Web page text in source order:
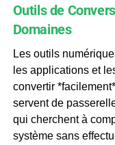
Outils de
Domaines
Les outils
les applications et
convertir
servent de
qui cherchent à
système sans